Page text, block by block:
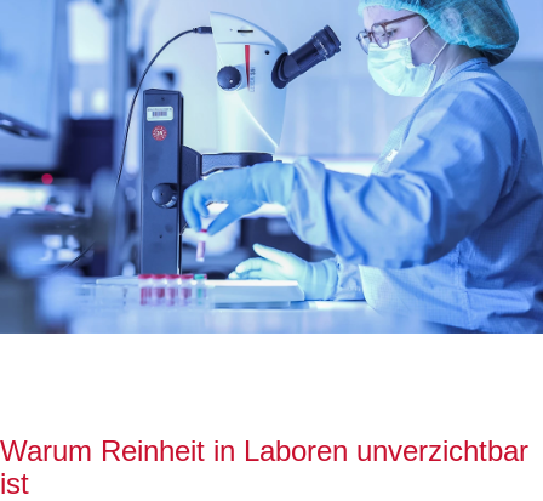
Warum Reinheit in Laboren unverzichtbar
ist